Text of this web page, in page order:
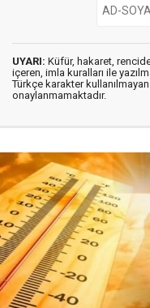
UYARI: Küfür, hakaret,
içeren, imla kuralları ile
Türkçe karakter
onaylanmamaktadır.